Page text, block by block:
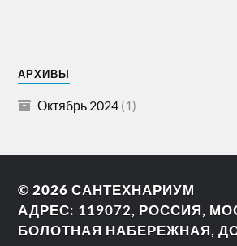
АРХИВЫ
Октябрь 2024 (1)
© 2026САНТЕХНАРИУМ
АДРЕС: 119072, РОССИЯ,
БОЛОТНАЯ НАБЕРЕЖНАЯ,